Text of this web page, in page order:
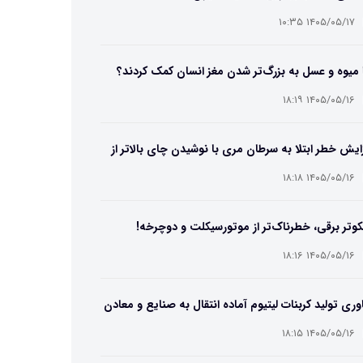
۱۴۰۵/۰۵/۱۷ ۱۰:۳۵
میوه و عسل به بزرگ‌تر شدن مغز انسان کمک کردند؟
۱۴۰۵/۰۵/۱۶ ۱۸:۱۹
خطر ابتلا به سرطان مری با نوشیدن چای بالاتر از
درجه
۱۴۰۵/۰۵/۱۶ ۱۸:۱۸
برقی، خطرناک‌تر از موتورسیکلت و دوچرخه!
۱۴۰۵/۰۵/۱۶ ۱۸:۱۶
تولید کربنات لیتیوم آماده انتقال به صنایع و معادن
۱۴۰۵/۰۵/۱۶ ۱۸:۱۵